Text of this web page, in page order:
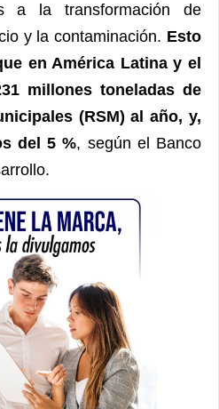
a la transformación de
y la contaminación. Esto
en América Latina y el
millones toneladas de
(RSM) al año, y,
del 5 %, según el Banco